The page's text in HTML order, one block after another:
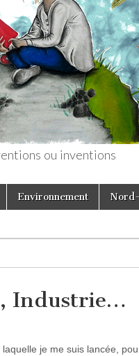
ou inventions
Environnement
Industrie…
je me suis lancée,